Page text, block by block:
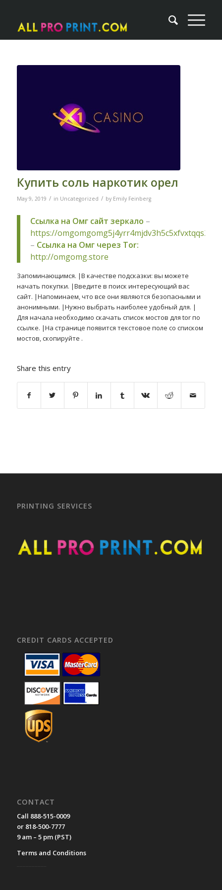
Купить соль наркотик орел
May 9, 2019 / in Uncategorized / by Emily Feinberg
Ссылка на Омг сайт зеркало –
https://
– Ссылка на Омг через Tor:
http://omgomg.store
Запоминающимся. |В качестве подсказки: вы можете
начать покупки. |Введите в поиск интересующий вас
сайт. |Напоминаем, что все они являются безопасными и
анонимными. |Нужно выбрать наиболее удобный для. |
Для начала необходимо скачать список мостов для tor по
ссылке. |На странице появится текстовое поле со списком
мостов, скопируйте .
Share this entry
PRINTING SERVICES
CREDIT CARDS ACCEPTED
CONTACT
Call 888-515-0009
or 818-500-7777
9 am – 5 pm (PST)
Terms and Conditions